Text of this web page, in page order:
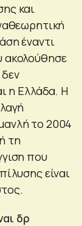
και
έναντι
ακολούθησε
η Ελλάδα. Η
το 2004
τη
που
είναι
δρ